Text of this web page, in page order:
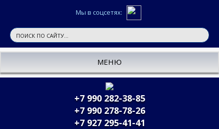
Мы в соцсетях:
МЕНЮ
+7 990 282-38-85
+7 990 278-78-26
+7 927 295-41-41